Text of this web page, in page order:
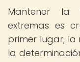
Mantener la
extremas es
primer lugar,
la